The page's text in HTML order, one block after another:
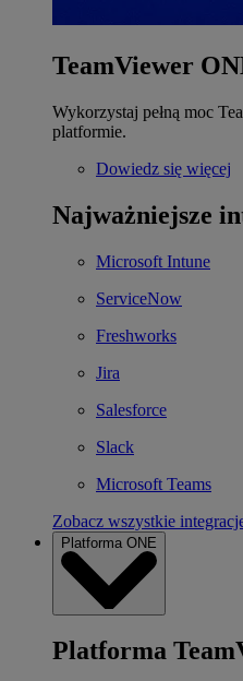
TeamViewer
Wykorzystaj pełną moc
platformie.
Dowiedz się więcej
Najważniejsze
Microsoft Intune
ServiceNow
Freshworks
Jira
Salesforce
Slack
Microsoft Teams
Zobacz wszystkie
Platforma ONE
Platforma